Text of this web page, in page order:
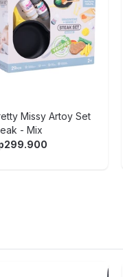
Missy Artoy Set
- Mix
299.900